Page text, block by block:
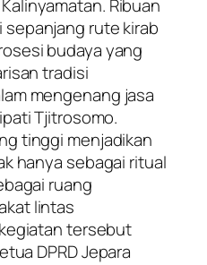
Ribuan
sepanjang rute kirab
budaya yang
tradisi
mengenang jasa
Tjitrosomo.
tinggi menjadikan
hanya sebagai ritual
ruang
lintas
tersebut
DPRD Jepara